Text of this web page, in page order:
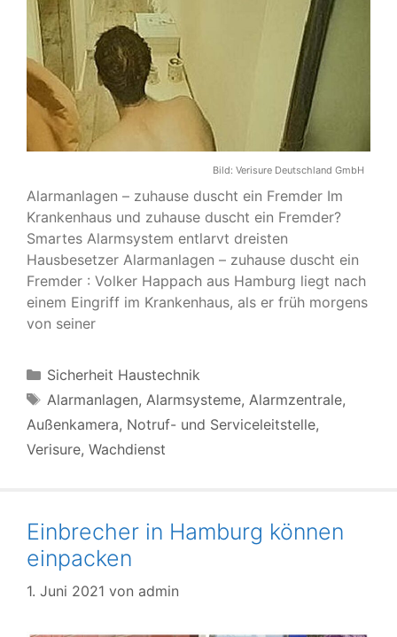
Bild: Verisure Deutschland GmbH
Alarmanlagen – zuhause duscht ein Fremder Im
Krankenhaus und zuhause duscht ein Fremder?
Smartes Alarmsystem entlarvt dreisten
Hausbesetzer Alarmanlagen – zuhause duscht ein
Fremder : Volker Happach aus Hamburg liegt nach
einem Eingriff im Krankenhaus, als er früh morgens
von seiner
Kategorien
Sicherheit Haustechnik
Schlagwörter
Alarmanlagen, Alarmsysteme, Alarmzentrale,
Außenkamera, Notruf- und Serviceleitstelle,
Verisure, Wachdienst
Einbrecher in Hamburg können
einpacken
1. Juni 2021 von admin